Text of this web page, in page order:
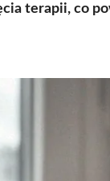
terapii, co